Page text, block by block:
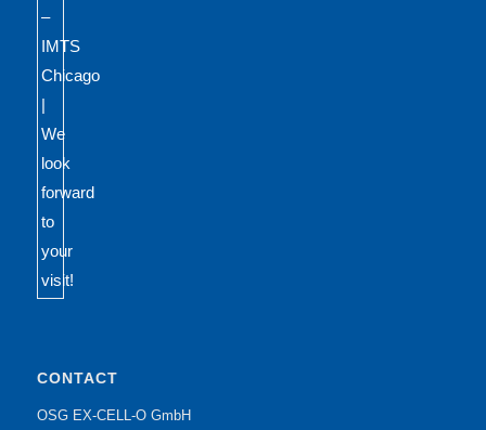
CONTACT
OSG EX-CELL-O GmbH